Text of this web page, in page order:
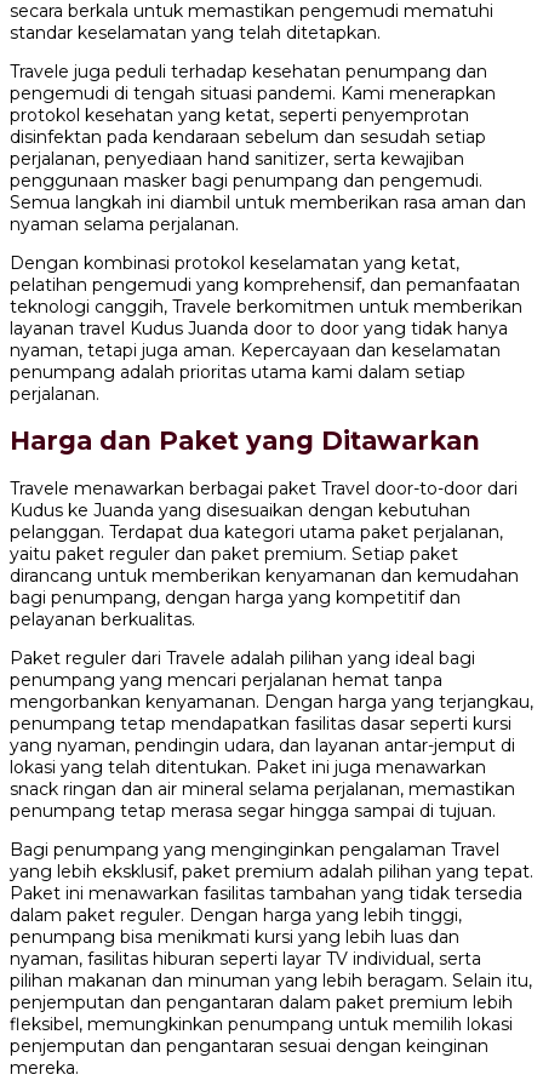
secara berkala untuk memastikan pengemudi mematuhi
standar keselamatan yang telah ditetapkan.
Travele juga peduli terhadap kesehatan penumpang dan
pengemudi di tengah situasi pandemi. Kami menerapkan
protokol kesehatan yang ketat, seperti penyemprotan
disinfektan pada kendaraan sebelum dan sesudah setiap
perjalanan, penyediaan hand sanitizer, serta kewajiban
penggunaan masker bagi penumpang dan pengemudi.
Semua langkah ini diambil untuk memberikan rasa aman dan
nyaman selama perjalanan.
Dengan kombinasi protokol keselamatan yang ketat,
pelatihan pengemudi yang komprehensif, dan pemanfaatan
teknologi canggih, Travele berkomitmen untuk memberikan
layanan travel Kudus Juanda door to door yang tidak hanya
nyaman, tetapi juga aman. Kepercayaan dan keselamatan
penumpang adalah prioritas utama kami dalam setiap
perjalanan.
Harga dan Paket yang Ditawarkan
Travele menawarkan berbagai paket Travel door-to-door dari
Kudus ke Juanda yang disesuaikan dengan kebutuhan
pelanggan. Terdapat dua kategori utama paket perjalanan,
yaitu paket reguler dan paket premium. Setiap paket
dirancang untuk memberikan kenyamanan dan kemudahan
bagi penumpang, dengan harga yang kompetitif dan
pelayanan berkualitas.
Paket reguler dari Travele adalah pilihan yang ideal bagi
penumpang yang mencari perjalanan hemat tanpa
mengorbankan kenyamanan. Dengan harga yang terjangkau,
penumpang tetap mendapatkan fasilitas dasar seperti kursi
yang nyaman, pendingin udara, dan layanan antar-jemput di
lokasi yang telah ditentukan. Paket ini juga menawarkan
snack ringan dan air mineral selama perjalanan, memastikan
penumpang tetap merasa segar hingga sampai di tujuan.
Bagi penumpang yang menginginkan pengalaman Travel
yang lebih eksklusif, paket premium adalah pilihan yang tepat.
Paket ini menawarkan fasilitas tambahan yang tidak tersedia
dalam paket reguler. Dengan harga yang lebih tinggi,
penumpang bisa menikmati kursi yang lebih luas dan
nyaman, fasilitas hiburan seperti layar TV individual, serta
pilihan makanan dan minuman yang lebih beragam. Selain itu,
penjemputan dan pengantaran dalam paket premium lebih
fleksibel, memungkinkan penumpang untuk memilih lokasi
penjemputan dan pengantaran sesuai dengan keinginan
mereka.